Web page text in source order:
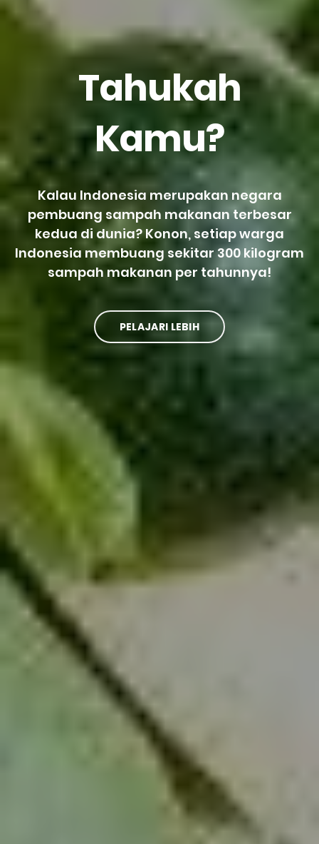
Tahukah
Kamu?
Kalau Indonesia merupakan negara
pembuang sampah makanan terbesar
kedua di dunia? Konon, setiap warga
Indonesia membuang sekitar 300 kilogram
sampah makanan per tahunnya!
PELAJARI LEBIH